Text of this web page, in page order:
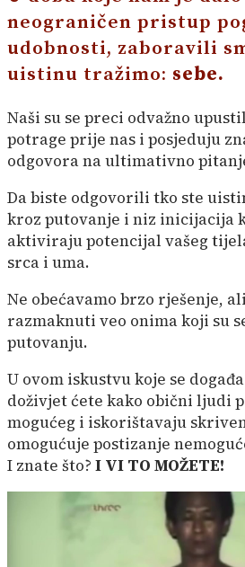
neograničen pristup
udobnosti, zaboravili
uistinu tražimo: sebe.
Naši su se preci odvažno
potrage prije nas i posjeduju
odgovora na ultimativno
Da biste odgovorili tko ste
kroz putovanje i niz inicijacija
aktiviraju potencijal vašeg
srca i uma.
Ne obećavamo brzo rješenje,
razmaknuti veo onima koji su
putovanju.
U ovom iskustvu koje se
doživjet ćete kako obični ljudi
mogućeg i iskorištavaju
omogućuje postizanje
I znate što? I VI TO MOŽETE!